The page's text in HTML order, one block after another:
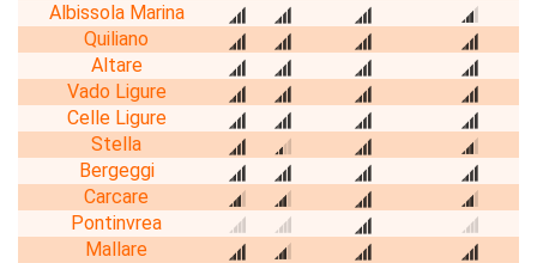
Albissola Marina
Quiliano
Altare
Vado Ligure
Celle Ligure
Stella
Bergeggi
Carcare
Pontinvrea
Mallare